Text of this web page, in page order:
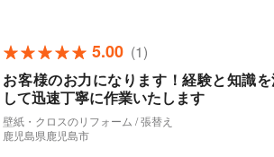
5.00 (1)
お客様のお力になります！経験と知識
して迅速丁寧に作業いたします
壁紙・クロスのリフォーム / 張替え
鹿児島県鹿児島市